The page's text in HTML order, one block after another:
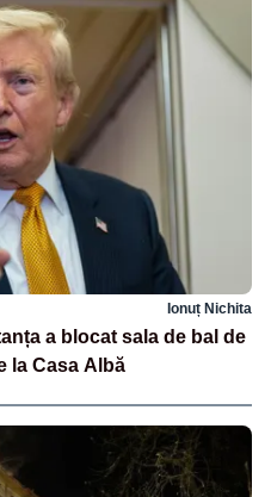
Ionuț Nichita
a blocat sala de bal de
la Casa Albă